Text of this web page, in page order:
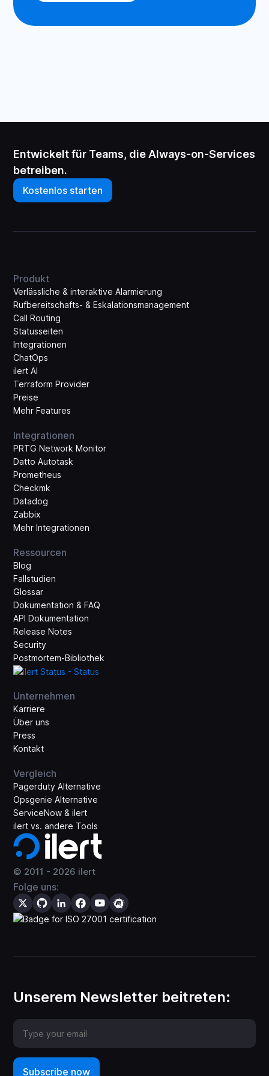
Entwickelt für Teams, die Always-on-Services
betreiben.
Kostenlos starten
© 2011 - 2026 ilert
Folge uns:
Produkt
Verlässliche & interaktive Alarmierung
Rufbereitschafts- & Eskalations­management
Call Routing
Statusseiten
Integrationen
ChatOps
ilert AI
Terraform Provider
Preise
Mehr Features
Integrationen
PRTG Network Monitor
Datto Autotask
Prometheus
Checkmk
Datadog
Zabbix
Mehr Integrationen
Ressourcen
Blog
Fallstudien
Glossar
Dokumentation & FAQ
API Dokumentation
Release Notes
Security
Postmortem-Bibliothek
Unternehmen
Karriere
Über uns
Press
Kontakt
Vergleich
Pagerduty Alternative
Opsgenie Alternative
ServiceNow & ilert
ilert vs. andere Tools
Unserem Newsletter beitreten: